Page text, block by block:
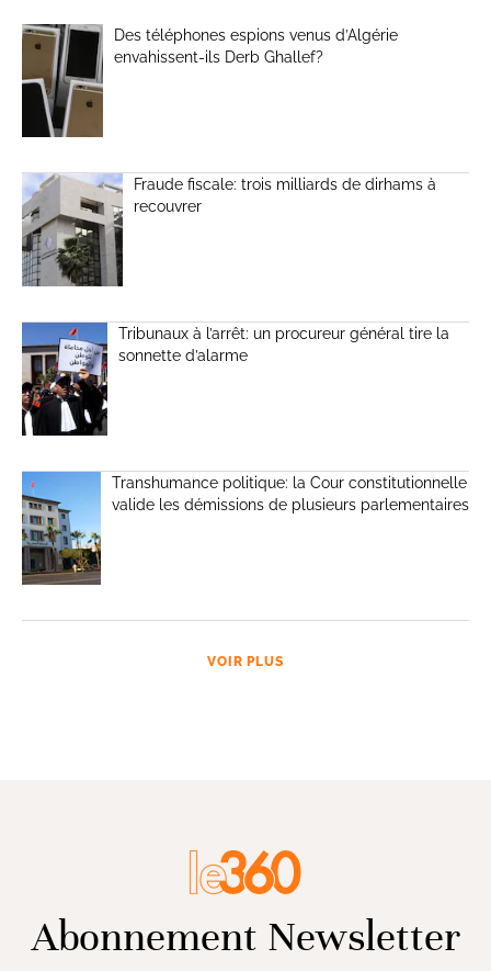
Des téléphones espions venus d’Algérie
envahissent-ils Derb Ghallef?
Fraude fiscale: trois milliards de dirhams à
recouvrer
Tribunaux à l’arrêt: un procureur général tire la
sonnette d’alarme
Transhumance politique: la Cour constitutionnelle
valide les démissions de plusieurs parlementaires
VOIR PLUS
Abonnement Newsletter